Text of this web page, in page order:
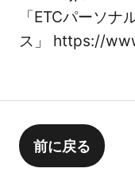
「ETCパーソナ
ス」 https://
前に戻る